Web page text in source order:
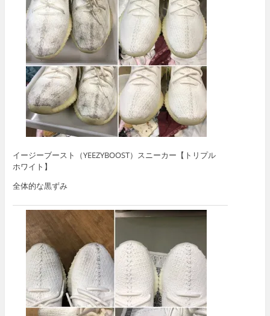
イージーブースト（YEEZYBOOST）スニーカー【トリプル
ホワイト】
全体的な黒ずみ